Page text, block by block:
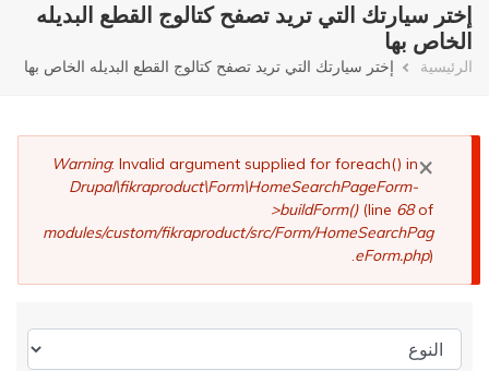
إختر سيارتك التي تريد تصفح كتالوج القطع البديله
الخاص بها
مسار
الرئيسية إختر سيارتك التي تريد تصفح كتالوج القطع البديله الخاص بها
×
رسالة
الخطأ
Warning: Invalid argument supplied for foreach() in
Drupal\fikraproduct\Form\HomeSearchPageForm-
>buildForm()(line 68of
modules/custom/fikraproduct/src/Form/HomeSearchPag
eForm.php).
النوع